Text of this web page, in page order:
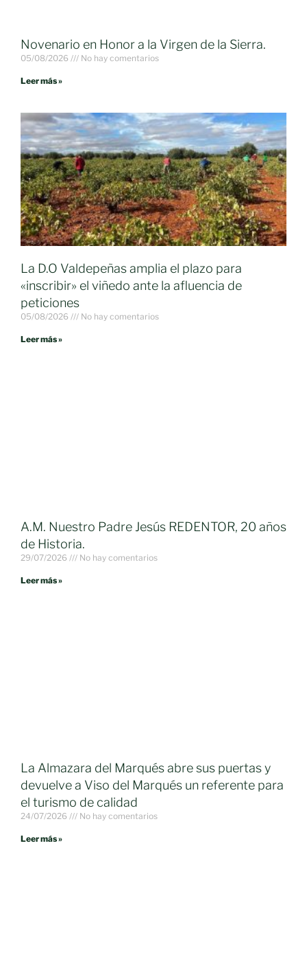
Novenario en Honor a la Virgen de la Sierra.
05/08/2026 No hay comentarios
Leer más »
La D.O Valdepeñas amplia el plazo para
«inscribir» el viñedo ante la afluencia de
peticiones
05/08/2026 No hay comentarios
Leer más »
A.M. Nuestro Padre Jesús REDENTOR, 20 años
de Historia.
29/07/2026 No hay comentarios
Leer más »
La Almazara del Marqués abre sus puertas y
devuelve a Viso del Marqués un referente para
el turismo de calidad
24/07/2026 No hay comentarios
Leer más »